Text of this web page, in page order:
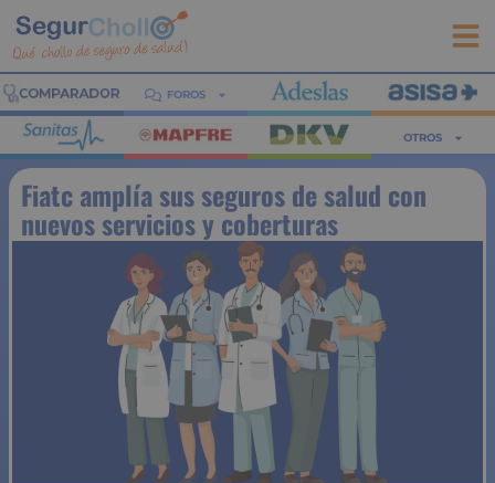
FOROS
OTROS
Fiatc amplía sus seguros de salud con
nuevos servicios y coberturas